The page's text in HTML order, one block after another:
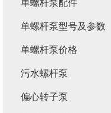
单螺杆泵配件
单螺杆泵型号及参数
单螺杆泵价格
污水螺杆泵
偏心转子泵